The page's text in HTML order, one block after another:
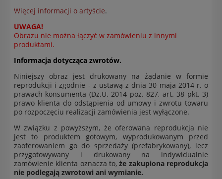
Więcej informacji o artyście.
UWAGA!
Obrazu nie można łączyć w zamówieniu z innymi
produktami.
Informacja dotycząca zwrotów.
Niniejszy obraz jest drukowany na żądanie w formie
reprodukcji i zgodnie - z ustawą z dnia 30 maja 2014 r. o
prawach konsumenta (Dz.U. 2014 poz. 827, art. 38 pkt. 3)
prawo klienta do odstąpienia od umowy i zwrotu towaru
po rozpoczęciu realizacji zamówienia jest wyłączone.
W związku z powyższym, że oferowana reprodukcja nie
jest to produktem gotowym, wyprodukowanym przed
zaoferowaniem go do sprzedaży (prefabrykowany), lecz
przygotowywany i drukowany na indywidualnie
zamówienie klienta oznacza to,że zakupiona reprodukcja
nie podlegają zwrotowi ani wymianie.